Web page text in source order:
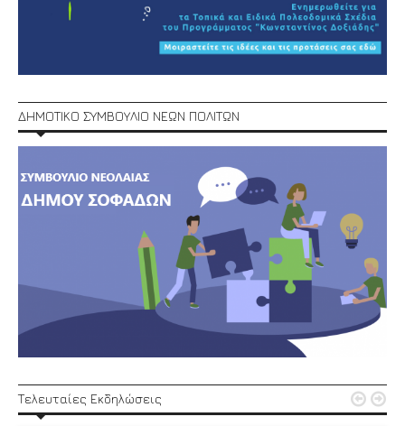
ΔΗΜΟΤΙΚΟ ΣΥΜΒΟΥΛΙΟ ΝΕΩΝ ΠΟΛΙΤΩΝ
Τελευταίες Εκδηλώσεις  